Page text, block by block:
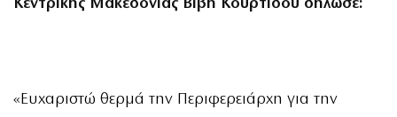
Κεντρικής Μακεδονίας Βιβή Κουρτίδου δήλωσε:
«Ευχαριστώ θερμά την Περιφερειάρχη για την